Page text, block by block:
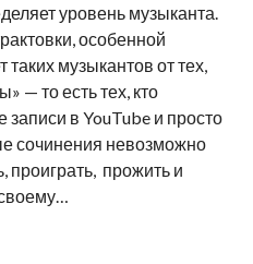
уровень музыканта.
особенной
таких музыкантов от тех,
— то есть тех, кто
в YouTube и просто
сочинения невозможно
проиграть, прожить и